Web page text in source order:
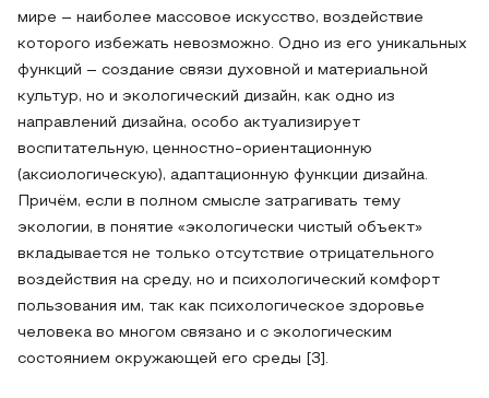
мире – наиболее массовое искусство, воздействие
которого избежать невозможно. Одно из его уникальных
функций – создание связи духовной и материальной
культур, но и экологический дизайн, как одно из
направлений дизайна, особо актуализирует
воспитательную, ценностно-ориентационную
(аксиологическую), адаптационную функции дизайна.
Причём, если в полном смысле затрагивать тему
экологии, в понятие «экологически чистый объект»
вкладывается не только отсутствие отрицательного
воздействия на среду, но и психологический комфорт
пользования им, так как психологическое здоровье
человека во многом связано и с экологическим
состоянием окружающей его среды [3].